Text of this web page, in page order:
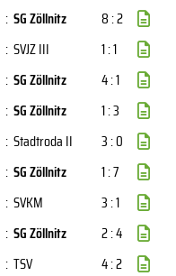
: SG Zöllnitz
8 : 2
: SVJZ III
1 : 1
: SG Zöllnitz
4 : 1
: SG Zöllnitz
1 : 3
: Stadtroda II
3 : 0
: SG Zöllnitz
1 : 7
: SVKM
3 : 1
: SG Zöllnitz
2 : 4
: TSV 4 : 2